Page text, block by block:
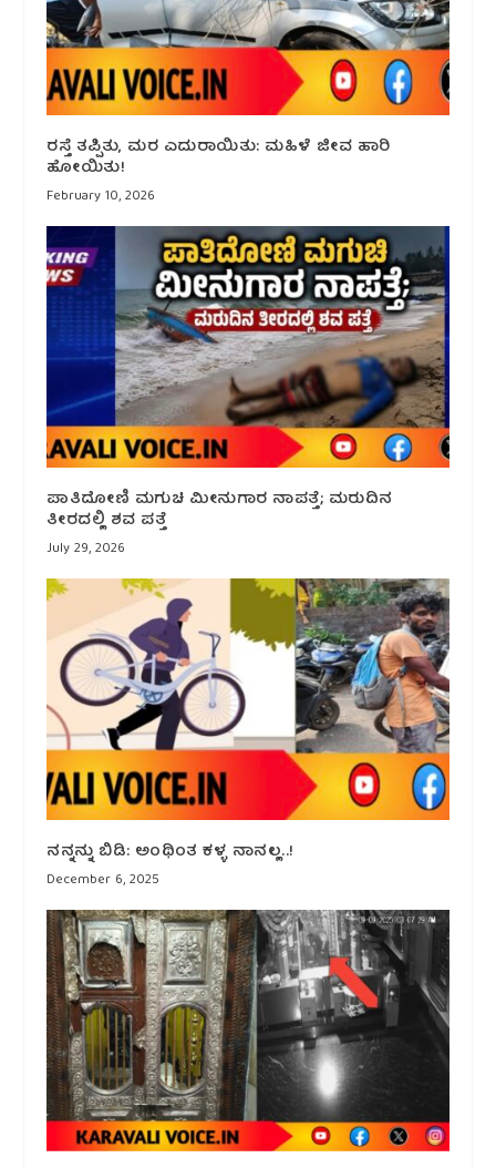
ರಸ್ತೆ ತಪ್ಪಿತು, ಮರ ಎದುರಾಯಿತು: ಮಹಿಳೆ ಜೀವ ಹಾರಿ
ಹೋಯಿತು!
February 10, 2026
ಪಾತಿದೋಣಿ ಮಗುಚಿ ಮೀನುಗಾರ ನಾಪತ್ತೆ; ಮರುದಿನ
ತೀರದಲ್ಲಿ ಶವ ಪತ್ತೆ
July 29, 2026
ನನ್ನನ್ನು ಬಿಡಿ: ಅಂಥಿಂತ ಕಳ್ಳ ನಾನಲ್ಲ..!
December 6, 2025